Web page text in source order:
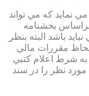
نمايد كه مي تواند
بخشنامه
باشد البته بنظر
مقررات مالي
به شرط اعلام كتبي
نظر را در سند